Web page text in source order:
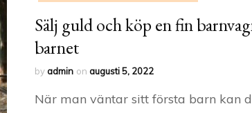
Sälj guld och köp en fin
barnet
byadmin on augusti 5, 2022
När man väntar sitt första barn kan